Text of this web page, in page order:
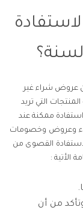
عروض شراء غير
التي تريد
ممكنة عند
وعروض وخصومات
القصوى من
الأتية :
من أن